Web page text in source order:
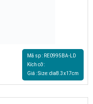
Mã sp : RE0995BA-LD
Kích cỡ :
Giá : Size: dia8.3x17cm